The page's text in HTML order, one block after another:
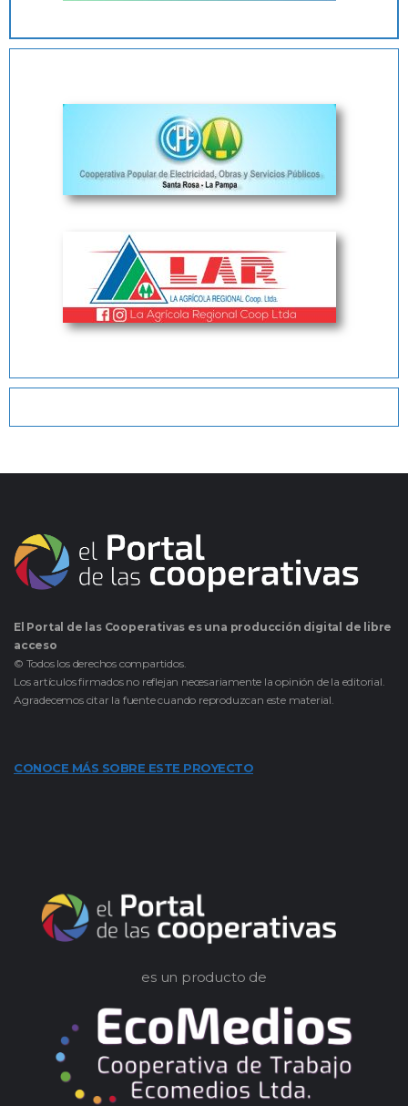
El Portal de las Cooperativas es una producción digital de libre
acceso
© Todos los derechos compartidos.
Los artículos firmados no reflejan necesariamente la opinión de la editorial.
Agradecemos citar la fuente cuando reproduzcan este material.
CONOCE MÁS SOBRE ESTE PROYECTO
es un producto de